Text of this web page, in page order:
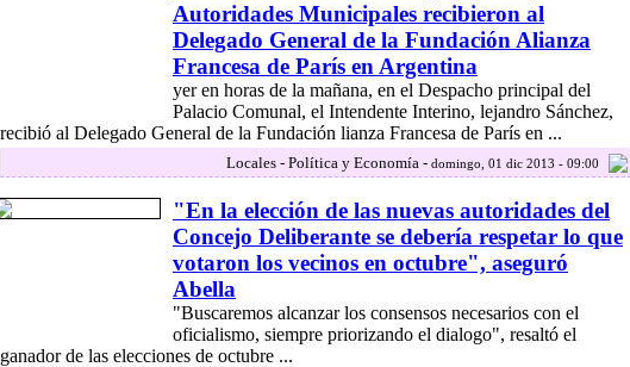
Autoridades Municipales recibieron al
Delegado General de la Fundación Alianza
Francesa de París en Argentina
yer en horas de la mañana, en el Despacho principal del
Palacio Comunal, el Intendente Interino, lejandro Sánchez,
recibió al Delegado General de la Fundación lianza Francesa de París en ...
Locales - Política y Economía - domingo, 01 dic 2013 - 09:00
"En la elección de las nuevas autoridades del
Concejo Deliberante se debería respetar lo que
votaron los vecinos en octubre", aseguró
Abella
"Buscaremos alcanzar los consensos necesarios con el
oficialismo, siempre priorizando el dialogo", resaltó el
ganador de las elecciones de octubre ...